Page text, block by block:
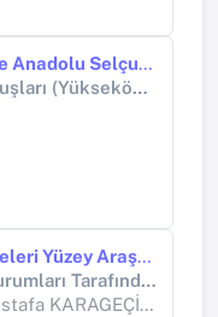
“Orta Karadeniz’de Anadolu Selçuklu Dönemi Yapıları” 2019 Yüzey Araştırması (Proje Numarası:YA011902-2019) başlıklı yüzey araştırmasında Yüzey Araştırma Başkanı
Diğer Kamu Kuruluşları (Yükseköğretim Kurumları Hariç) (Diğer kamu kuruluşları (Yükseköğretim Kurumları hariç))
Kars-Iğdır İl ve İlçeleri Yüzey Araştırması
Yükseköğretim Kurumları Tarafından Destekli Bilimsel Araştırma Projesi (Diğer kamu kuruluşları (Yükseköğretim Kurumları hariç))
Adem DUMLU, Mustafa KARAGEÇİ, Akın BİNGÖL, Alpaslan CEYLAN, Bahattin ÇELİK, Oktay ÖZGÜL, Yavuz GÜNAŞDI, İbrahim ÜNGÖR, Ertan KÜÇÜKEFE, Muhammed Emre BALCI, Muhammed OMAK, Emrah OĞULTARHAN, Fatih TURANLI